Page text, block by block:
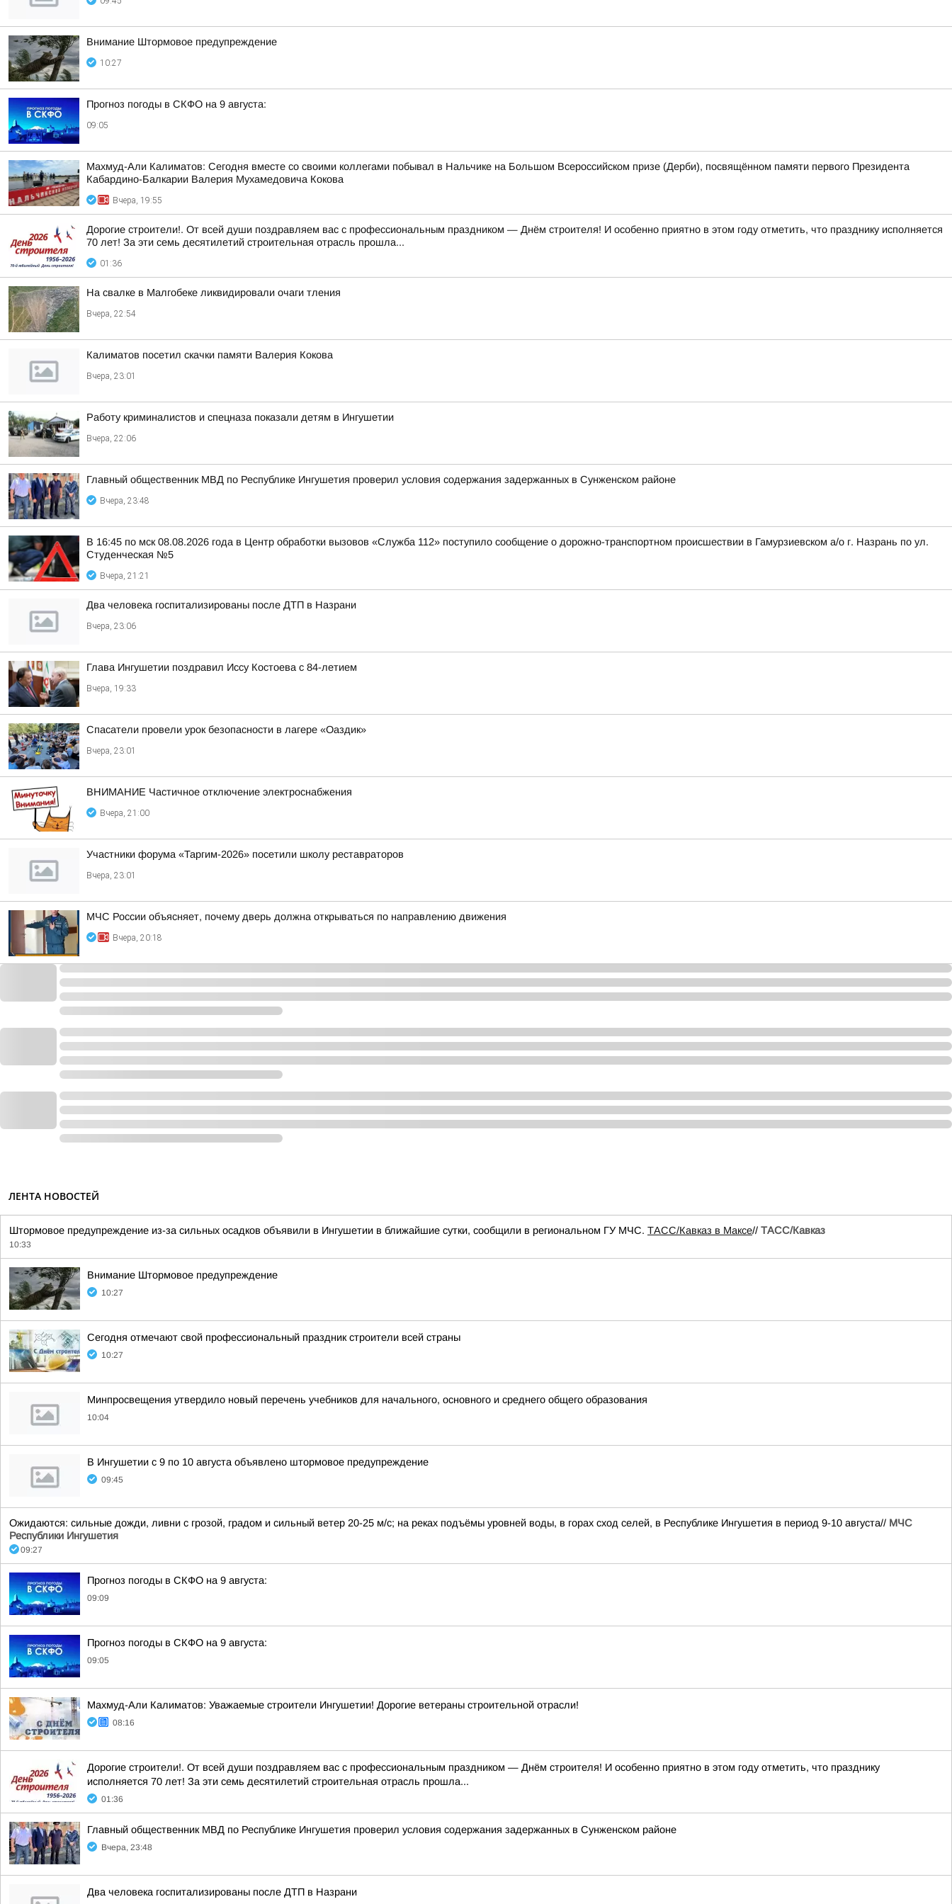
Внимание Штормовое предупреждение
10:27
Прогноз погоды в СКФО на 9 августа:
09:05
Махмуд-Али Калиматов: Сегодня вместе со своими коллегами побывал в Нальчике на Большом Всероссийском призе (Дерби), посвящённом памяти первого Президента
Кабардино-Балкарии Валерия Мухамедовича Кокова
Вчера, 19:55
Дорогие строители!. От всей души поздравляем вас с профессиональным праздником — Днём строителя! И особенно приятно в этом году отметить, что празднику исполняется
70 лет! За эти семь десятилетий строительная отрасль прошла...
01:36
На свалке в Малгобеке ликвидировали очаги тления
Вчера, 22:54
Калиматов посетил скачки памяти Валерия Кокова
Вчера, 23:01
Работу криминалистов и спецназа показали детям в Ингушетии
Вчера, 22:06
Главный общественник МВД по Республике Ингушетия проверил условия содержания задержанных в Сунженском районе
Вчера, 23:48
В 16:45 по мск 08.08.2026 года в Центр обработки вызовов «Служба 112» поступило сообщение о дорожно-транспортном происшествии в Гамурзиевском а/о г. Назрань по ул.
Студенческая №5
Вчера, 21:21
Два человека госпитализированы после ДТП в Назрани
Вчера, 23:06
Глава Ингушетии поздравил Иссу Костоева с 84-летием
Вчера, 19:33
Спасатели провели урок безопасности в лагере «Оаздик»
Вчера, 23:01
ВНИМАНИЕ Частичное отключение электроснабжения
Вчера, 21:00
Участники форума «Таргим-2026» посетили школу реставраторов
Вчера, 23:01
МЧС России объясняет, почему дверь должна открываться по направлению движения
Вчера, 20:18
ЛЕНТА НОВОСТЕЙ
Штормовое предупреждение из-за сильных осадков объявили в Ингушетии в ближайшие сутки, сообщили в региональном ГУ МЧС. ТАСС/Кавказ в Максе// ТАСС/Кавказ
10:33
Внимание Штормовое предупреждение
10:27
Сегодня отмечают свой профессиональный праздник строители всей страны
10:27
Минпросвещения утвердило новый перечень учебников для начального, основного и среднего общего образования
10:04
В Ингушетии с 9 по 10 августа объявлено штормовое предупреждение
09:45
Ожидаются: сильные дожди, ливни с грозой, градом и сильный ветер 20-25 м/с; на реках подъёмы уровней воды, в горах сход селей, в Республике Ингушетия в период 9-10 августа// МЧС
Республики Ингушетия
09:27
Прогноз погоды в СКФО на 9 августа:
09:09
Прогноз погоды в СКФО на 9 августа:
09:05
Махмуд-Али Калиматов: Уважаемые строители Ингушетии! Дорогие ветераны строительной отрасли!
08:16
Дорогие строители!. От всей души поздравляем вас с профессиональным праздником — Днём строителя! И особенно приятно в этом году отметить, что празднику
исполняется 70 лет! За эти семь десятилетий строительная отрасль прошла...
01:36
Главный общественник МВД по Республике Ингушетия проверил условия содержания задержанных в Сунженском районе
Вчера, 23:48
Два человека госпитализированы после ДТП в Назрани